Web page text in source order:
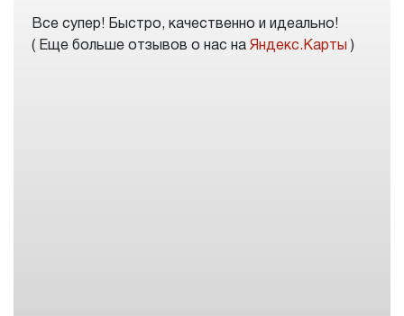
Все супер! Быстро, качественно и идеально!
( Еще больше отзывов о нас на Яндекс.Карты )